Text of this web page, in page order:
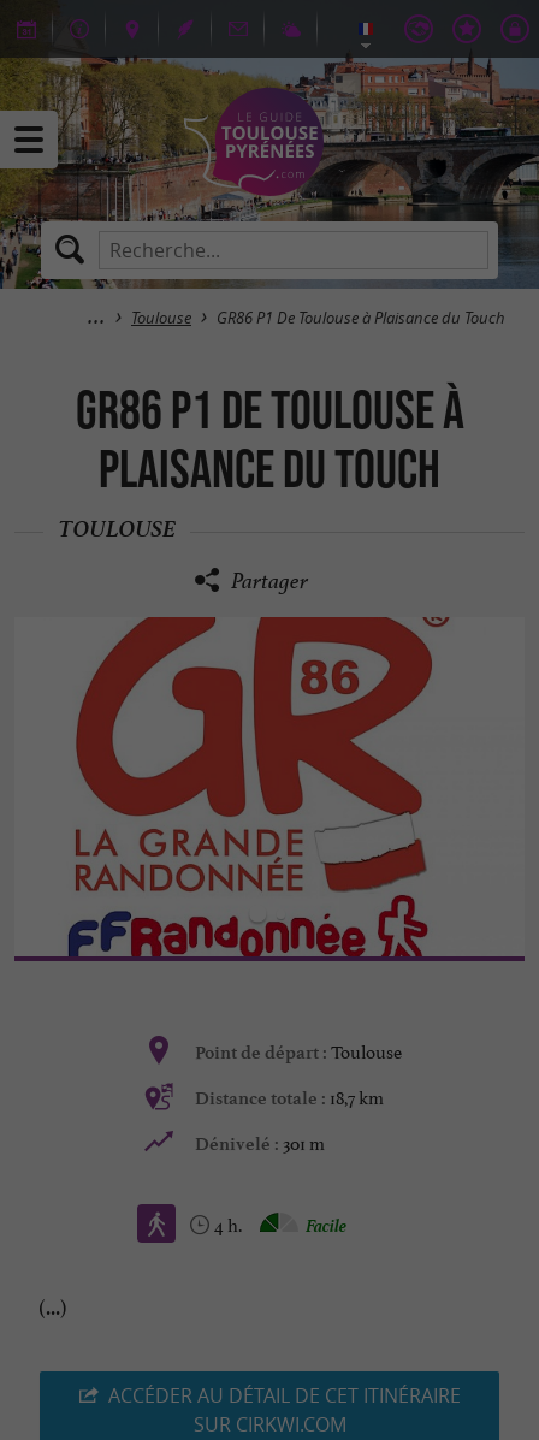
Toulouse GR86 P1 De Toulouse à Plaisance du Touch
GR86 P1 De Toulouse à
Plaisance du Touch
TOULOUSE
Partager
Point de départ : Toulouse
Distance totale : 18,7 km
Dénivelé : 301 m
4 h. Facile
(...)
ACCÉDER AU DÉTAIL DE CET ITINÉRAIRE
SUR CIRKWI.COM